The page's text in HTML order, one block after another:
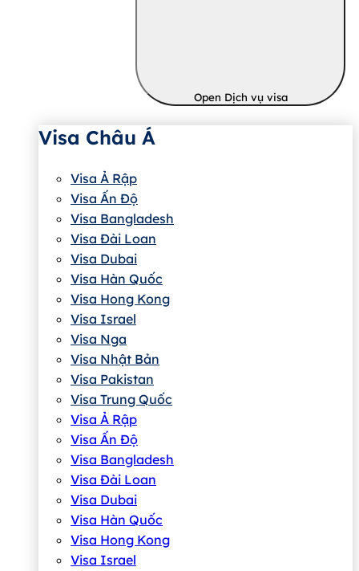
Open Dịch vụ visa
Visa Châu Á
Visa Ả Rập
Visa Ấn Độ
Visa Bangladesh
Visa Đài Loan
Visa Dubai
Visa Hàn Quốc
Visa Hong Kong
Visa Israel
Visa Nga
Visa Nhật Bản
Visa Pakistan
Visa Trung Quốc
Visa Ả Rập
Visa Ấn Độ
Visa Bangladesh
Visa Đài Loan
Visa Dubai
Visa Hàn Quốc
Visa Hong Kong
Visa Israel